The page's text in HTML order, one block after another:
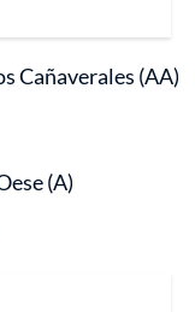
Cañaverales (AA)
(A)